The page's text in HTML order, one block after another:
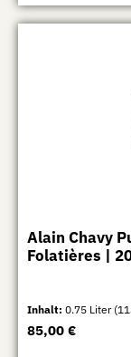
Alain Chavy
Folatières |
Inhalt:0.75 Liter
Regulärer Preis:
85,00 €